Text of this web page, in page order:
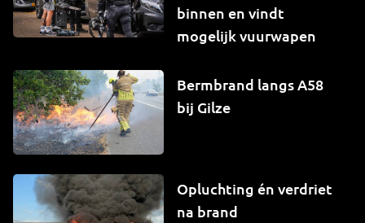
binnen en vindt
mogelijk vuurwapen
Bermbrand langs A58
bij Gilze
Opluchting én verdriet
na brand